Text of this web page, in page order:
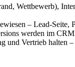
Wettbewerb),
– Lead-
werden im
und Vertrieb halten